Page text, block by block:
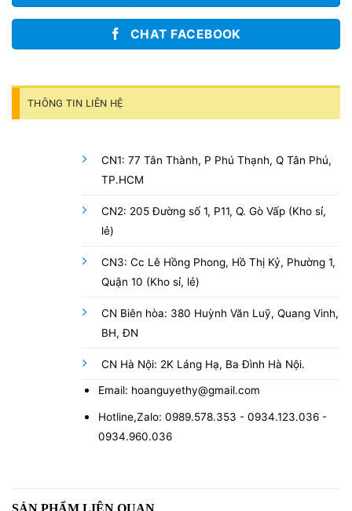
CHAT FACEBOOK
THÔNG TIN LIÊN HỆ
CN1: 77 Tân Thành, P Phú Thạnh, Q Tân Phú,
TP.HCM
CN2: 205 Đường số 1, P11, Q. Gò Vấp (Kho sỉ,
lẻ)
CN3: Cc Lê Hồng Phong, Hồ Thị Kỷ, Phường 1,
Quận 10 (Kho sỉ, lẻ)
CN Biên hòa: 380 Huỳnh Văn Luỹ, Quang Vinh,
BH, ĐN
CN Hà Nội: 2K Láng Hạ, Ba Đình Hà Nội.
Email: hoanguyethy@gmail.com
Hotline,Zalo: 0989.578.353 - 0934.123.036 -
0934.960.036